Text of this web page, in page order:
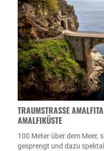
TRAUMSTRASSE
MALFIKÜSTE
100 Meter über dem Meer,
gesprengt und dazu